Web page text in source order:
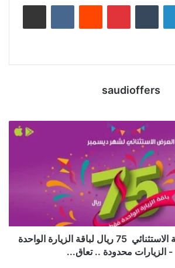
لينكدإن بينتيريست
saudioffers
عرض ⁧‫شركة الراحة‬⁩ الاستثنائي ‬ ‫75 ريال لباقة الزيارة الواحدة